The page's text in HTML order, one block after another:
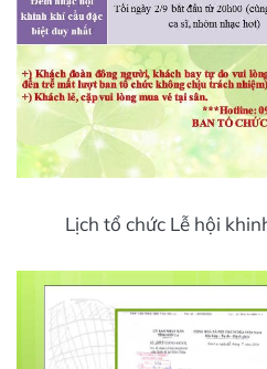
Lịch tổ chức Lễ hội